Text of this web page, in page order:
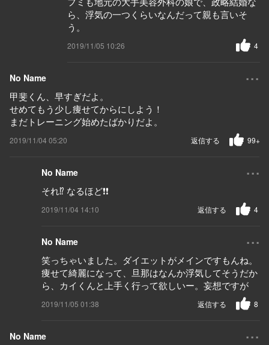
ら、浮気の一つくらいなんだって親も言いそ
う。
2019/11/05 10:26 4
No Name ...
甲斐くん、早すぎだよ。
せめてもう少し痩せてからにしよう！
まだトレーニング始めたばかりだよ。
2019/11/04 05:20 99+
返信する
No Name ...
それ⁉️ なるほど❗️❗️
2019/11/04 14:10 4
返信する
No Name ...
笑っちゃいました。ダイエットがメインですもんね。
痩せて綺麗になって、旦那はなんか浮気してそうだか
ら、カイくんと上手く行って欲しいー。妄想ですが
2019/11/05 01:38 8
返信する
No Name ...